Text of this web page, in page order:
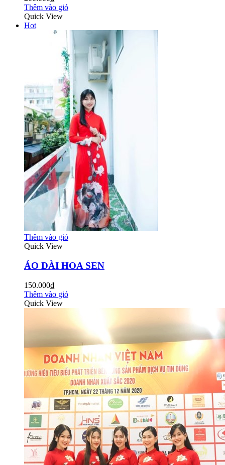
Thêm vào giỏ
Quick View
Hot
Thêm vào giỏ
Quick View
ÁO DÀI HOA SEN
150.000₫
Thêm vào giỏ
Quick View